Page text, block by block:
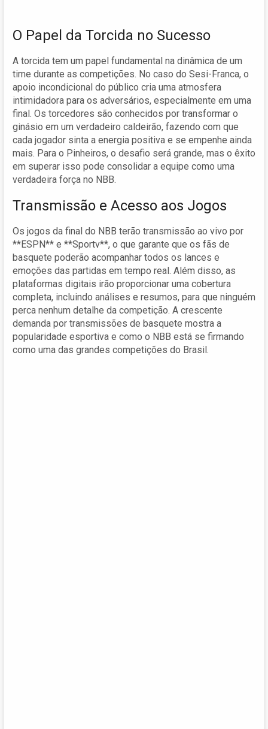
O Papel da Torcida no Sucesso
A torcida tem um papel fundamental na dinâmica de um
time durante as competições. No caso do Sesi-Franca, o
apoio incondicional do público cria uma atmosfera
intimidadora para os adversários, especialmente em uma
final. Os torcedores são conhecidos por transformar o
ginásio em um verdadeiro caldeirão, fazendo com que
cada jogador sinta a energia positiva e se empenhe ainda
mais. Para o Pinheiros, o desafio será grande, mas o êxito
em superar isso pode consolidar a equipe como uma
verdadeira força no NBB.
Transmissão e Acesso aos Jogos
Os jogos da final do NBB terão transmissão ao vivo por
**ESPN** e **Sportv**, o que garante que os fãs de
basquete poderão acompanhar todos os lances e
emoções das partidas em tempo real. Além disso, as
plataformas digitais irão proporcionar uma cobertura
completa, incluindo análises e resumos, para que ninguém
perca nenhum detalhe da competição. A crescente
demanda por transmissões de basquete mostra a
popularidade esportiva e como o NBB está se firmando
como uma das grandes competições do Brasil.